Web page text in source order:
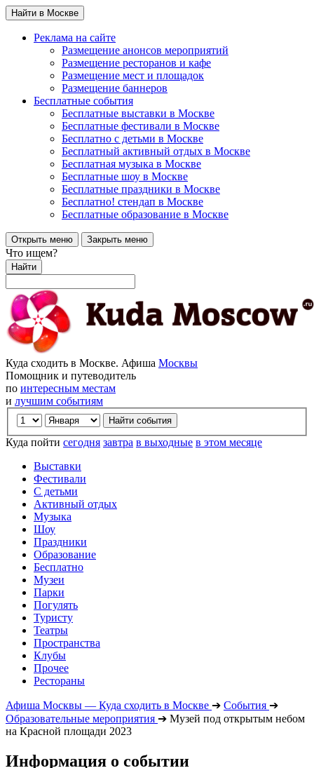
Найти в Москве
Реклама на сайте
Размещение анонсов мероприятий
Размещение ресторанов и кафе
Размещение мест и площадок
Размещение баннеров
Бесплатные события
Бесплатные выставки в Москве
Бесплатные фестивали в Москве
Бесплатно с детьми в Москве
Бесплатный активный отдых в Москве
Бесплатная музыка в Москве
Бесплатные шоу в Москве
Бесплатные праздники в Москве
Бесплатно! стендап в Москве
Бесплатные образование в Москве
Открыть меню Закрыть меню
Что ищем?
Найти
Куда сходить в Москве. Афиша Москвы
Помощник и путеводитель
по интересным местам
и лучшим событиям
Куда пойти сегодня завтра в выходные в этом месяце
Выставки
Фестивали
С детьми
Активный отдых
Музыка
Шоу
Праздники
Образование
Бесплатно
Музеи
Парки
Погулять
Туристу
Театры
Пространства
Клубы
Прочее
Рестораны
Афиша Москвы — Куда сходить в Москве ➔ События ➔
Образовательные мероприятия ➔ Музей под открытым небом
на Красной площади 2023
Информация о событии